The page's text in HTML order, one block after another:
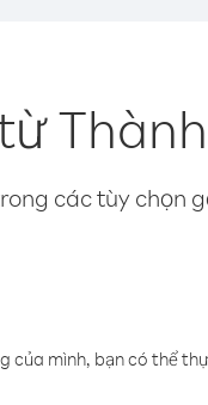
các tùy chọn
của mình, bạn có thể